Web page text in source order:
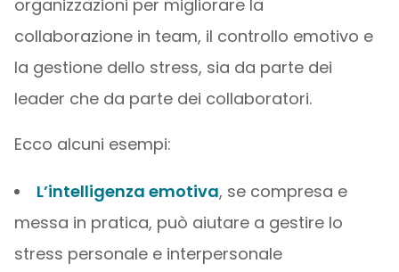
organizzazioni per migliorare la
collaborazione in team, il controllo emotivo e
la gestione dello stress, sia da parte dei
leader che da parte dei collaboratori.
Ecco alcuni esempi:
L’intelligenza emotiva, se compresa e
messa in pratica, può aiutare a gestire lo
stress personale e interpersonale